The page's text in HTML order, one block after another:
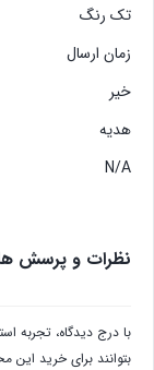
تک رنگ
زمان ارسال
خیر
هدیه
N/A
نظرات و پرسش
با درج دیدگاه، تجربه
بتوانند برای خرید